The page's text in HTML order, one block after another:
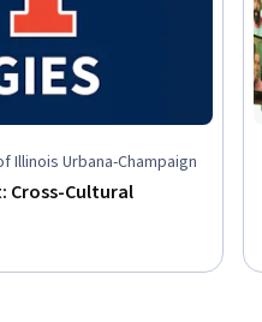
Illinois Urbana-Champaign
Cross-Cultural